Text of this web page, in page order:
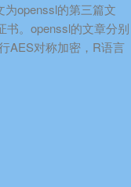
openssl的第三篇文
书。openssl的文章分别
AES对称加密，R语言